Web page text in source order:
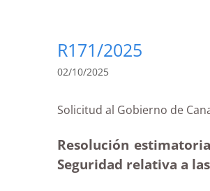
R171/2025
02/10/2025
Solicitud al Gobierno de
Resolución
Seguridad relativa a